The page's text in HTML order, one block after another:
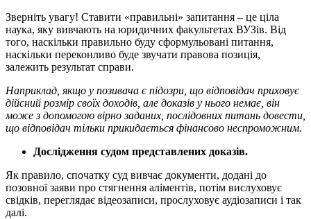
Зверніть увагу! Ставити «правильні» запитання – це ціла
наука, яку вивчають на юридичних факультетах ВУЗів. Від
того, наскільки правильно буду сформульовані питання,
наскільки переконливо буде звучати правова позиція,
залежить результат справи.
Наприклад, якщо у позивача є підозри, що відповідач приховує
дійсний розмір своїх доходів, але доказів у нього немає, він
може з допомогою вірно заданих, послідовних питань довести,
що відповідач тільки прикидається фінансово неспроможним.
Дослідження судом представлених доказів.
Як правило, спочатку суд вивчає документи, додані до
позовної заяви про стягнення аліментів, потім вислуховує
свідків, переглядає відеозаписи, прослуховує аудіозаписи і так
далі.